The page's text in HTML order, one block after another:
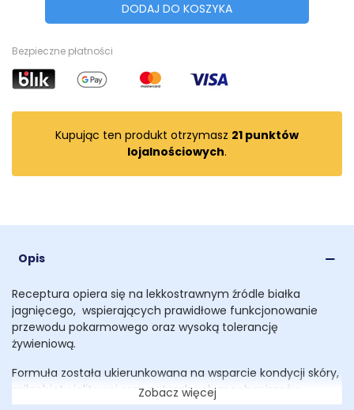
DODAJ DO KOSZYKA
Bezpieczne płatności
Kupując ten produkt otrzymasz 21 punktów
lojalnościowych.
Opis
Receptura opiera się na lekkostrawnym źródle białka
jagnięcego, wspierających prawidłowe funkcjonowanie
przewodu pokarmowego oraz wysoką tolerancję
żywieniową.
Formuła została ukierunkowana na wsparcie kondycji skóry,
mikrobioty jelitowej oraz naturalnych mechanizmów
obronnych organizmu. Olej z ogórecznika (źródło kwasu
Zobacz więcej